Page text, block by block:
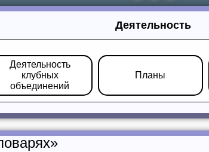
Деятельность
Деятельность
клубных
объединений
Планы